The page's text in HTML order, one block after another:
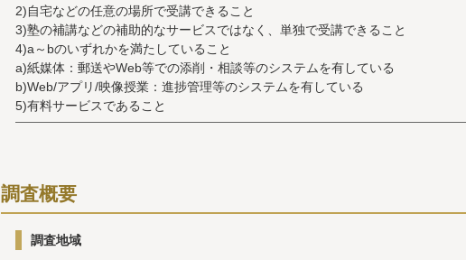
2)自宅などの任意の場所で受講できること
3)塾の補講などの補助的なサービスではなく、単独で受講できること
4)a～bのいずれかを満たしていること
a)紙媒体：郵送やWeb等での添削・相談等のシステムを有している
b)Web/アプリ/映像授業：進捗管理等のシステムを有している
5)有料サービスであること
調査概要
調査地域